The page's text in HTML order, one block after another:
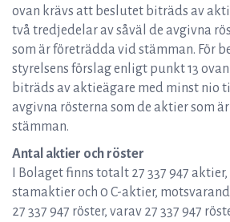
ovan krävs att beslutet biträds av
två tredjedelar av såväl de avgivna
som är företrädda vid stämman. För
styrelsens förslag enligt punkt 13
biträds av aktieägare med minst nio
avgivna rösterna som de aktier som
stämman.
Antal aktier och röster
I Bolaget finns totalt 27 337 947 aktier,
stamaktier och 0 C-aktier,
27 337 947 röster, varav 27 337 947